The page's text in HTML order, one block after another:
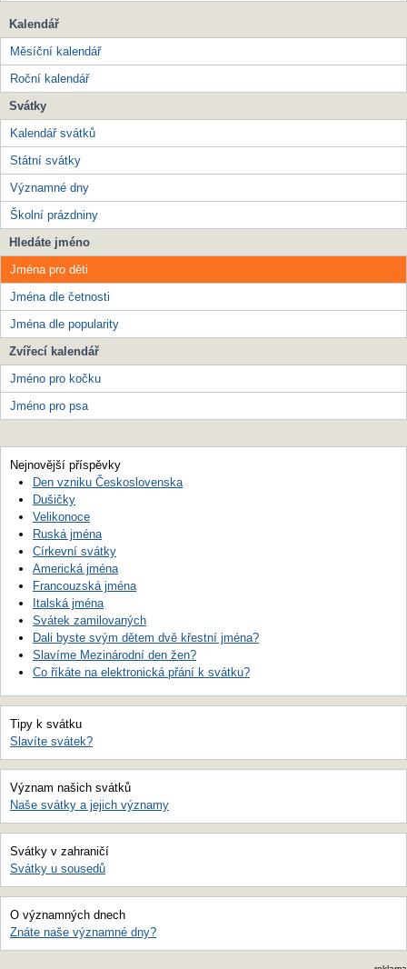
Kalendář
Měsíční kalendář
Roční kalendář
Svátky
Kalendář svátků
Státní svátky
Významné dny
Školní prázdniny
Hledáte jméno
Jména pro děti
Jména dle četnosti
Jména dle popularity
Zvířecí kalendář
Jméno pro kočku
Jméno pro psa
Nejnovější příspěvky
Den vzniku Československa
Dušičky
Velikonoce
Ruská jména
Církevní svátky
Americká jména
Francouzská jména
Italská jména
Svátek zamilovaných
Dali byste svým dětem dvě křestní jména?
Slavíme Mezinárodní den žen?
Co říkáte na elektronická přání k svátku?
Tipy k svátku
Slavíte svátek?
Význam našich svátků
Naše svátky a jejich významy
Svátky v zahraničí
Svátky u sousedů
O významných dnech
Znáte naše významné dny?